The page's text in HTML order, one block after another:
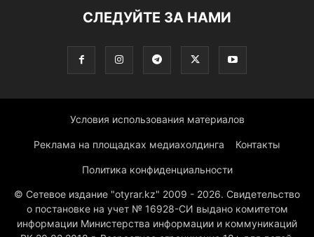
СЛЕДУЙТЕ ЗА НАМИ
Условия использования материалов
Реклама на площадках медиахолдинга Контакты
Политика конфиденциальности
© Сетевое издание "otyrar.kz" 2009 - 2026. Свидетельство
о постановке на учет № 16928-СИ выдано комитетом
информации Министерства информации и коммуникаций